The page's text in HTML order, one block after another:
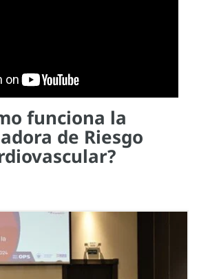
funciona la
de Riesgo